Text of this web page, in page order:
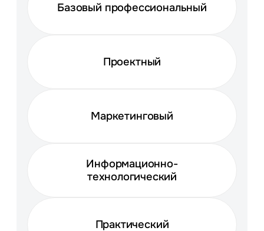
Базовый профессиональный
Проектный
Маркетинговый
Информационно-
технологический
Практический